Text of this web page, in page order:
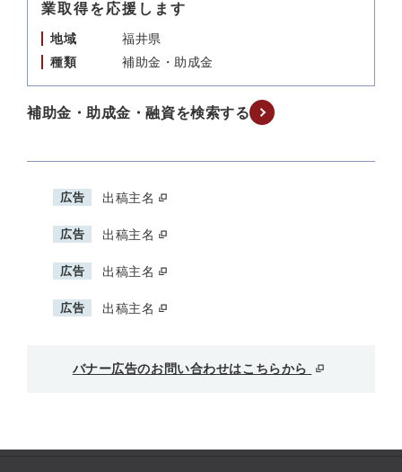
業取得を応援します
地域
福井県
種類
補助金・助成金
補助金・助成金・融資を検索する
広告 出稿主名
広告 出稿主名
広告 出稿主名
広告 出稿主名
バナー広告のお問い合わせはこちらから